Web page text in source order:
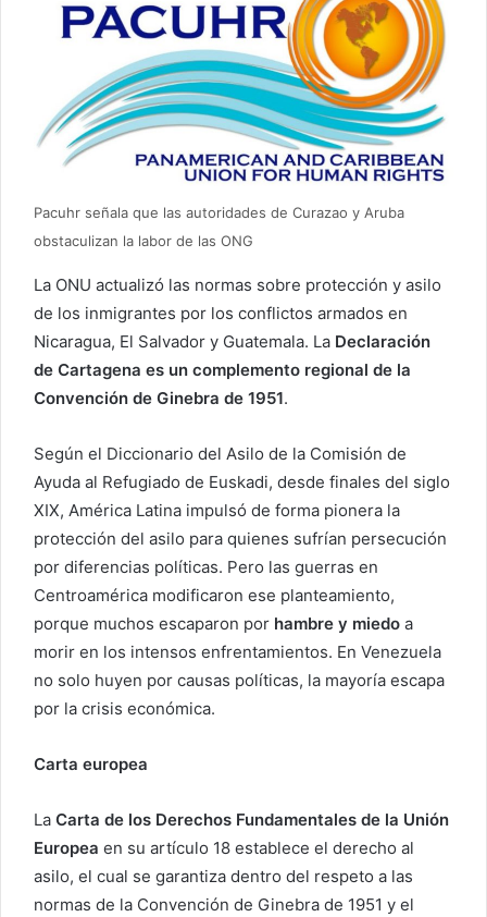
Pacuhr señala que las autoridades de Curazao y Aruba
obstaculizan la labor de las ONG
La ONU actualizó las normas sobre protección y asilo
de los inmigrantes por los conflictos armados en
Nicaragua, El Salvador y Guatemala. La Declaración
de Cartagena es un complemento regional de la
Convención de Ginebra de 1951.
Según el Diccionario del Asilo de la Comisión de
Ayuda al Refugiado de Euskadi, desde finales del siglo
XIX, América Latina impulsó de forma pionera la
protección del asilo para quienes sufrían persecución
por diferencias políticas. Pero las guerras en
Centroamérica modificaron ese planteamiento,
porque muchos escaparon por hambre y miedo a
morir en los intensos enfrentamientos. En Venezuela
no solo huyen por causas políticas, la mayoría escapa
por la crisis económica.
Carta europea
La Carta de los Derechos Fundamentales de la Unión
Europea en su artículo 18 establece el derecho al
asilo, el cual se garantiza dentro del respeto a las
normas de la Convención de Ginebra de 1951 y el